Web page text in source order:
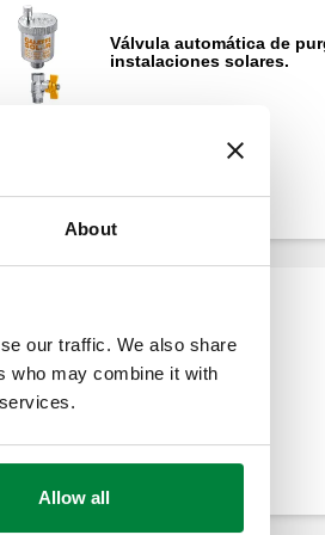
About
our traffic. We also share
who may combine it with
Allow all
Válvula automática de
instalaciones solares.